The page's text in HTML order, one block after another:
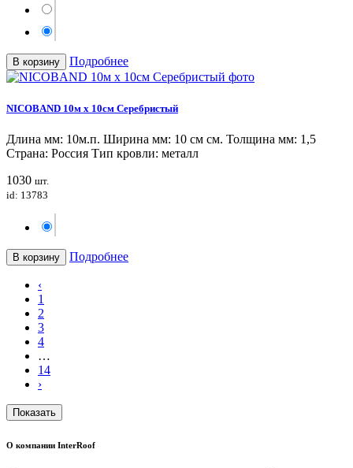
В корзину Подробнее
NICOBAND 10м х 10см Серебристый
Длина мм: 10м.п. Ширина мм: 10 см см. Толщина мм: 1,5
Страна: Россия Тип кровли: металл
1030 шт.
id: 13783
В корзину Подробнее
‹
1
2
3
4
…
14
›
Показать
О компании InterRoof